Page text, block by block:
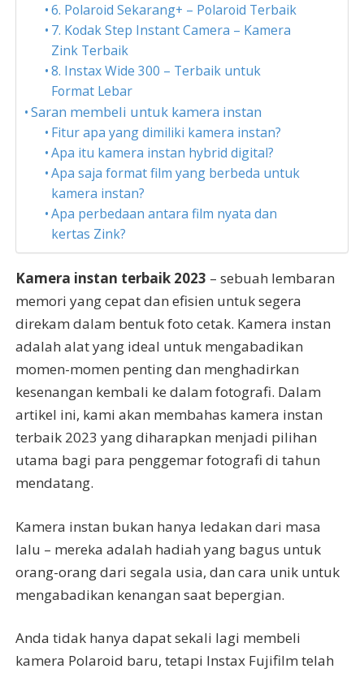
6. Polaroid Sekarang+ – Polaroid Terbaik
7. Kodak Step Instant Camera – Kamera
Zink Terbaik
8. Instax Wide 300 – Terbaik untuk
Format Lebar
Saran membeli untuk kamera instan
Fitur apa yang dimiliki kamera instan?
Apa itu kamera instan hybrid digital?
Apa saja format film yang berbeda untuk
kamera instan?
Apa perbedaan antara film nyata dan
kertas Zink?
Kamera instan terbaik 2023 – sebuah lembaran
memori yang cepat dan efisien untuk segera
direkam dalam bentuk foto cetak. Kamera instan
adalah alat yang ideal untuk mengabadikan
momen-momen penting dan menghadirkan
kesenangan kembali ke dalam fotografi. Dalam
artikel ini, kami akan membahas kamera instan
terbaik 2023 yang diharapkan menjadi pilihan
utama bagi para penggemar fotografi di tahun
mendatang.
Kamera instan bukan hanya ledakan dari masa
lalu – mereka adalah hadiah yang bagus untuk
orang-orang dari segala usia, dan cara unik untuk
mengabadikan kenangan saat bepergian.
Anda tidak hanya dapat sekali lagi membeli
kamera Polaroid baru, tetapi Instax Fujifilm telah